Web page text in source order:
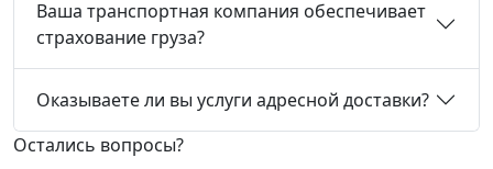
Ваша транспортная компания обеспечивает
страхование груза?
Оказываете ли вы услуги адресной доставки?
Остались вопросы?